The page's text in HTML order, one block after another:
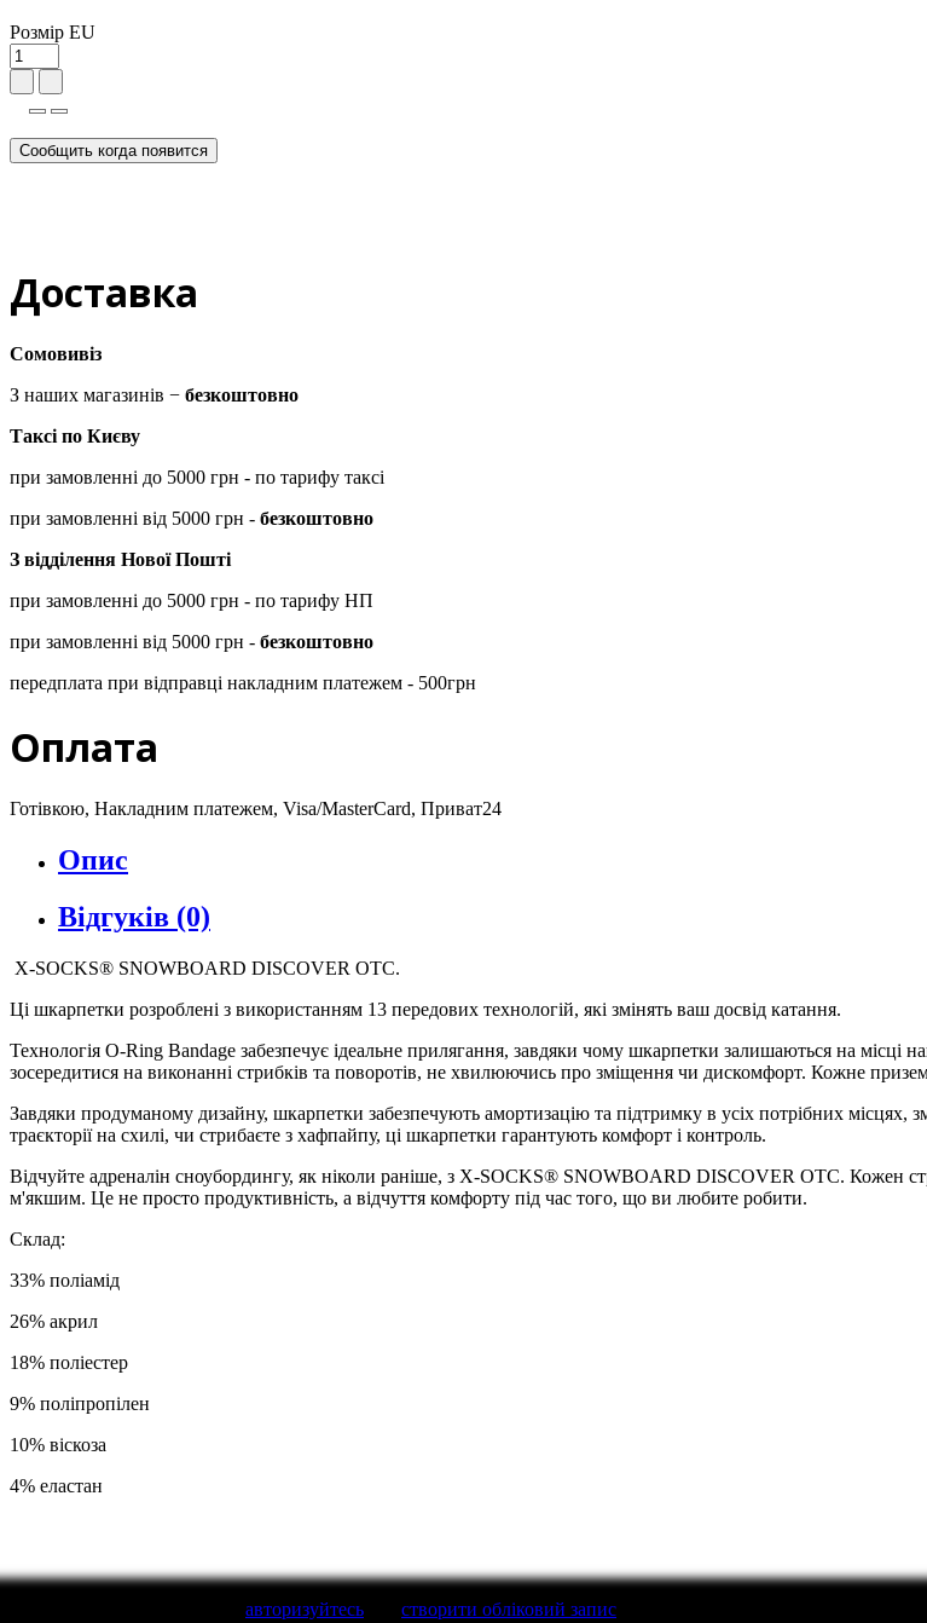
Розмір EU
Сообщить когда появится
Доставка
Сомовивіз
З наших магазинів − безкоштовно
Таксі по Києву
при замовленні до 5000 грн - по тарифу таксі
при замовленні від 5000 грн - безкоштовно
З відділення Нової Пошті
при замовленні до 5000 грн - по тарифу НП
при замовленні від 5000 грн - безкоштовно
передплата при відправці накладним платежем - 500грн
Оплата
Готівкою, Накладним платежем, Visa/MasterCard, Приват24
Опис
Відгуків (0)
X-SOCKS® SNOWBOARD DISCOVER OTC.
Ці шкарпетки розроблені з використанням 13 передових технологій, які змінять ваш досвід катання.
Технологія O-Ring Bandage забезпечує ідеальне прилягання, завдяки чому шкарпетки залишаються на місці
зосередитися на виконанні стрибків та поворотів, не хвилюючись про зміщення чи дискомфорт. Кожне
Завдяки продуманому дизайну, шкарпетки забезпечують амортизацію та підтримку в усіх потрібних
траєкторії на схилі, чи стрибаєте з хафпайпу, ці шкарпетки гарантують комфорт і контроль.
Відчуйте адреналін сноубордингу, як ніколи раніше, з X-SOCKS® SNOWBOARD DISCOVER OTC. Кожен
м'якшим. Це не просто продуктивність, а відчуття комфорту під час того, що ви любите робити.
Склад:
33% поліамід
26% акрил
18% поліестер
9% поліпропілен
10% віскоза
4% еластан
авторизуйтесь створити обліковий запис